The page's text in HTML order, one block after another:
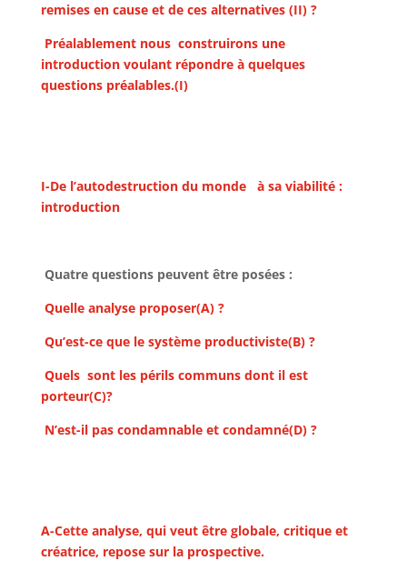
remises en cause et de ces alternatives (II) ?
Préalablement nous construirons une
introduction voulant répondre à quelques
questions préalables.(I)
I-De l’autodestruction du monde à sa viabilité :
introduction
Quatre questions peuvent être posées :
Quelle analyse proposer(A) ?
Qu’est-ce que le système productiviste(B) ?
Quels sont les périls communs dont il est
porteur(C)?
N’est-il pas condamnable et condamné(D) ?
A-Cette analyse, qui veut être globale, critique et
créatrice, repose sur la prospective.